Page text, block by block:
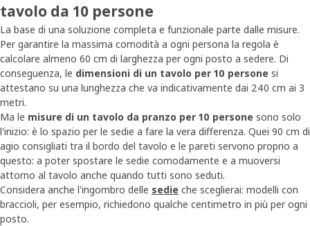
tavolo da 10 persone
La base di una soluzione completa e funzionale parte dalle misure.
Per garantire la massima comodità a ogni persona la regola è
calcolare almeno 60 cm di larghezza per ogni posto a sedere. Di
conseguenza, le dimensioni di un tavolo per 10 persone si
attestano su una lunghezza che va indicativamente dai 240 cm ai 3
metri.
Ma le misure di un tavolo da pranzo per 10 persone sono solo
l'inizio: è lo spazio per le sedie a fare la vera differenza. Quei 90 cm di
agio consigliati tra il bordo del tavolo e le pareti servono proprio a
questo: a poter spostare le sedie comodamente e a muoversi
attorno al tavolo anche quando tutti sono seduti.
Considera anche l'ingombro delle sedie che sceglierai: modelli con
braccioli, per esempio, richiedono qualche centimetro in più per ogni
posto.